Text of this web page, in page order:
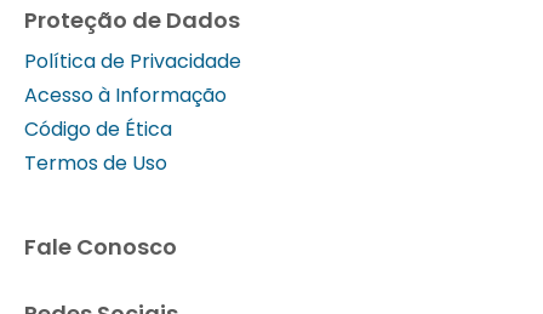
Proteção de Dados
Política de Privacidade
Acesso à Informação
Código de Ética
Termos de Uso
Fale Conosco